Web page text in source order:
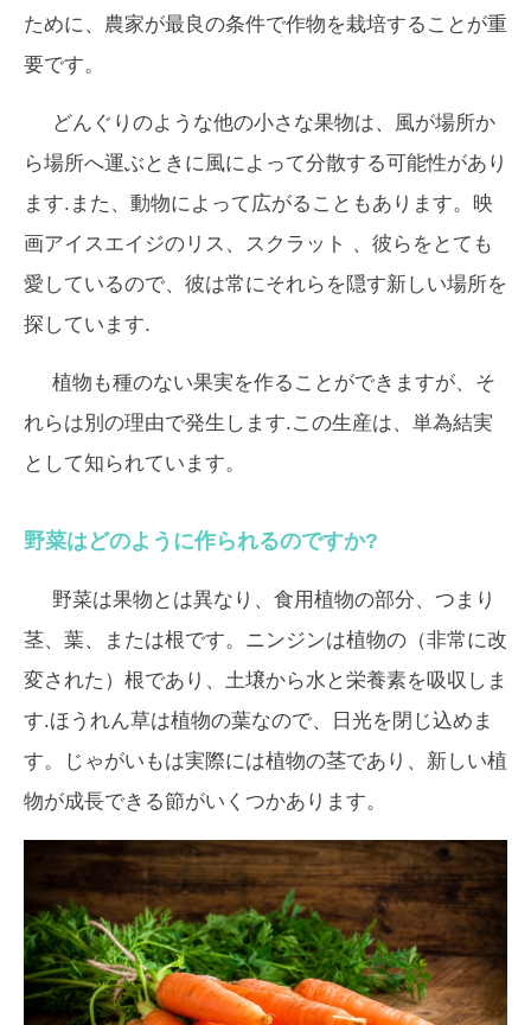
ために、農家が最良の条件で作物を栽培することが重
要です。
どんぐりのような他の小さな果物は、風が場所か
ら場所へ運ぶときに風によって分散する可能性があり
ます.また、動物によって広がることもあります。映
画アイスエイジのリス、スクラット 、彼らをとても
愛しているので、彼は常にそれらを隠す新しい場所を
探しています.
植物も種のない果実を作ることができますが、そ
れらは別の理由で発生します.この生産は、単為結実
として知られています。
野菜はどのように作られるのですか?
野菜は果物とは異なり、食用植物の部分、つまり
茎、葉、または根です。ニンジンは植物の（非常に改
変された）根であり、土壌から水と栄養素を吸収しま
す.ほうれん草は植物の葉なので、日光を閉じ込めま
す。じゃがいもは実際には植物の茎であり、新しい植
物が成長できる節がいくつかあります。